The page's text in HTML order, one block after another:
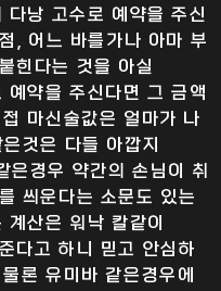
낭 고수로 예약을 주신
, 어느 바를가나 아마 부
힌다는 것을 아실
약을 주신다면 그 금액
마신술값은 얼마가 나
것은 다들 아깝지
경우 약간의 손님이 취
씌운다는 소문도 있는
산은 워낙 칼같이
다고 하니 믿고 안심하
론 유미바 같은경우에